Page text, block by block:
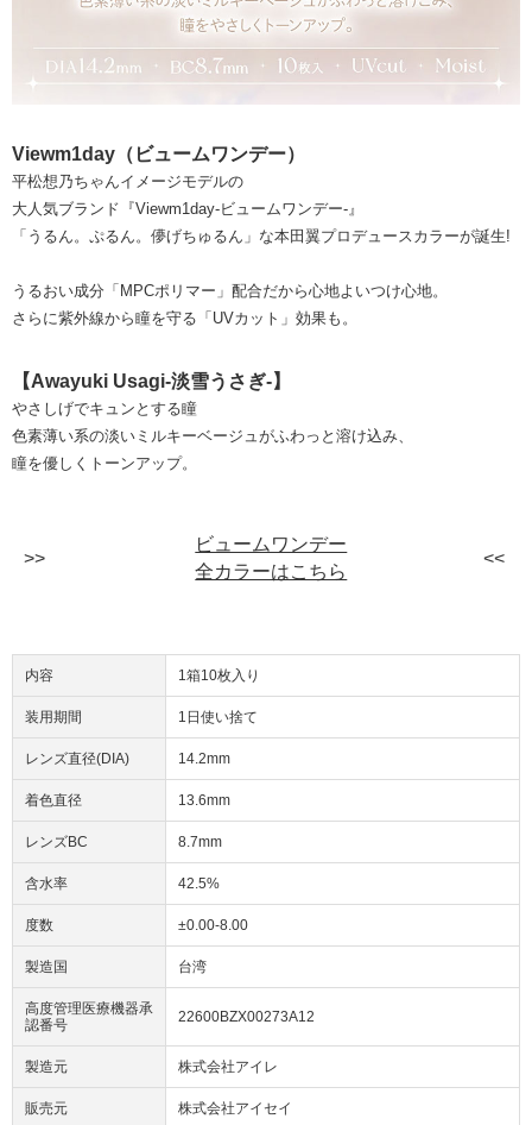
Viewm1day（ビュームワンデー）
平松想乃ちゃんイメージモデルの
大人気ブランド『Viewm1day-ビュームワンデー-』
「うるん。ぷるん。儚げちゅるん」な本田翼プロデュースカラーが誕生!
うるおい成分「MPCポリマー」配合だから心地よいつけ心地。
さらに紫外線から瞳を守る「UVカット」効果も。
【Awayuki Usagi-淡雪うさぎ-】
やさしげでキュンとする瞳
色素薄い系の淡いミルキーベージュがふわっと溶け込み、
瞳を優しくトーンアップ。
ビュームワンデー
全カラーはこちら
内容 1箱10枚入り
装用期間 1日使い捨て
レンズ直径(DIA) 14.2mm
着色直径 13.6mm
レンズBC 8.7mm
含水率 42.5%
度数 ±0.00-8.00
製造国 台湾
高度管理医療機器承
認番号
22600BZX00273A12
製造元 株式会社アイレ
販売元 株式会社アイセイ